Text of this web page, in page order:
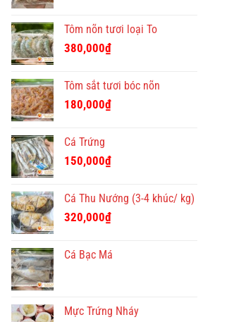
Tôm nõn tươi loại To
380,000₫
Tôm sắt tươi bóc nõn
180,000₫
Cá Trứng
150,000₫
Cá Thu Nướng (3-4 khúc/ kg)
320,000₫
Cá Bạc Má
Mực Trứng Nháy